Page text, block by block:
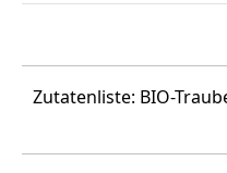
Zutatenliste: BIO-